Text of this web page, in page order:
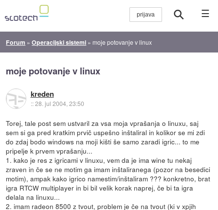
☰
Forum »Operacijski sistemi » moje potovanje v linux
moje potovanje v linux
kreden
::28. jul 2004, 23:50
Torej, tale post sem ustvaril za vsa moja vprašanja o linuxu, saj
sem si ga pred kratkim prvič uspešno inštaliral in kolikor se mi zdi
do zdaj bodo windows na moji kišti še samo zaradi igric... to me
pripelje k prvem vprašanju...
1. kako je res z igricami v linuxu, vem da je ima wine tu nekaj
zraven in če se ne motim ga imam inštaliranega (pozor na besedici
motim), ampak kako igrico namestim/inštaliram ??? konkretno, brat
igra RTCW multiplayer in bi bil velik korak naprej, če bi ta igra
delala na linuxu...
2. imam radeon 8500 z tvout, problem je če na tvout (ki v xpjih